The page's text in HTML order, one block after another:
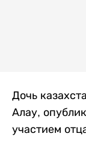
Дочь
Алау,
участием